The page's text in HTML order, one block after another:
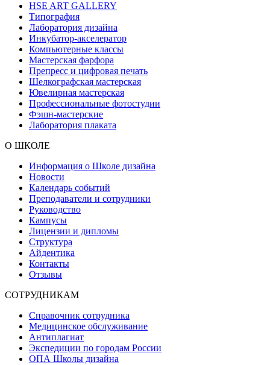
HSE ART GALLERY
Типография
Лаборатория дизайна
Инкубатор-акселератор
Компьютерные классы
Мастерская фарфора
Препресс и цифровая печать
Шелкографская мастерская
Ювелирная мастерская
Профессиональные фотостудии
Фэшн-мастерские
Лаборатория плаката
О ШКОЛЕ
Информация о Школе дизайна
Новости
Календарь событий
Преподаватели и сотрудники
Руководство
Кампусы
Лицензии и дипломы
Структура
Айдентика
Контакты
Отзывы
СОТРУДНИКАМ
Справочник сотрудника
Медицинское обслуживание
Антиплагиат
Экспедиции по городам России
ОПА Школы дизайна